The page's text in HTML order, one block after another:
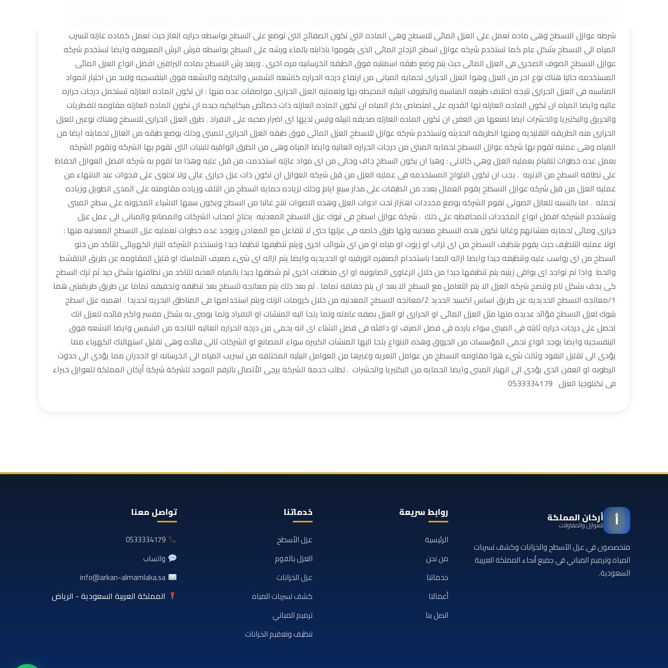
شرطه عوازل الاسطح وهى ماده تعمل على العزل المائى للاسطح وهى الماده التى تكون الصفائح التى توضع على السطح بواسطه حراره الغاز حيث تعمل كماده عازله لتسرب
المياه الى الاسطح بشكل عام كما تستخدم شركه عوازل اسطح الزجاج المائى الذى يقوموا باذابته بالماء ورشه على السطح بواسطه فرش الرش المعروفه وايضا تستخدم شركه
عوازل الاسطح الصوف الصخرى فى العزل المائى حيث يتم وضع طبقه اسمنتيه فوق الطبقه الخرسانيه مره اخرى . ويعد رش الاسطح بماده البرافين افضل انواع العزل المائى
المستخدمه حاليا هناك نوع اخر من العزل وهوا العزل الحرارى لحمايه المبانى من ارتفاع درجه الحراره كاشعه الشمس والحارقه والاشعه فوق البنفسجيه ولابد من اختيار المواد
المناسبه فى العزل الحرارى نتيجه اختلاف طبيعه المناسبه والظروف البيئيه المحيطه بها ولعمليه العزل الحرارى مواصفات عده منها : ان تكون الماده العازله تستحمل درجات حراره
عاليه وايضا المياه ان تكون الماده العازله لها القدره على امتصاص بخار المياه ان تكون الماده العازله ذات خصائص ميكانيكيه جيده ان تكون الماده العازله مقاومه للفطريات
والحريق والبكتيريا والحشرات ايضا لمنعها من العفن ان تكون الماده العازله صديقه للبيئه وليس لديها اى اضرار صحيه على الافراد . طرق العزل الحرارى للاسطح وهناك نوعين للعزل
الحرارى منه الطريقه التقليديه ومنها الطريقه الحديثه وتستخدم شركه عوازل للاسطح العزل المائى فوق طبقه العزل الحرارى للمبنى وذلك بوضع طبقه من العازل لحمايته ايضا من
المياه وهى عمليه تقوم بها شركه عوازل الاسطح لحمايه المبنى من درجات الحراره العاليه وايضا المياه وهى من الطرق الواقيه للبنيات التى تقوم بها الشركه وتقوم الشركه
بعمل عده خطوات للقيام بعمليه العزل وهي كالاتى : وهيا ان يكون السطح جاف وخالى من اى مواد عازله استخدمت من قبل عليه وهذا ما تقوم به شركه افضل العوازل الحفاظ
على نظافه السطح من الاتربه . يجب ان تكون الالواح المستخدمه فى عمليه العزل من قبل شركه العوازل ان تكون ذات عزل حرارى عالى ولا تحتوى على فجوات عند الانتهاء من
عمليه العزل من قبل شركه عوازل الاسطح يقوم العمال بعدد من الطبقات على مدار سبع ايام وذلك لزياده حمايه السطح من التلف وزياده مقاومته على المدى الطويل وزياده
تحمله . اما بالنسبه للعازل الصوتى تقوم الشركه بوضع مخددات اهتزاز تحت ادوات العزل وهذه الاصوات تنتج غالبا من السطح ويكون سببها الاشياء المخزونه على سطح المبنى
وتستخدم الشركه افضل انواع المخددات للمحافظه على ذلك . شركة عوازل اسطح فى تبوك عزل الاسطح المعدنيه يحتاج اصحاب الشركات والمصانع والمبانى الى عمل عزل
حرارى ومائى لحمايه منشاتهم وغالبا تكون هذه الاسطح معدنيه ولها طرق خاصه فى عزلها حتى لا تتفاعل مع المعادن ويوجد عده خطوات لعمليه عزل الاسطح المعدنيه منها :
اولا عمليه التنظيف حيث يقوم بتنظيف الاسطح من اى تراب او زيوت او مياه او من اى شوائب اخرى ويتم تنظيفها تنظيفا جيدا وتستخدم الشركه التيار الكهربائى للتاكد من خلو
السطح من اى رواسب عليه وتنظيفه جيدا وايضا ازاله الصدا باستخدام الصنفره الورقيه او الحديديه وايضا يتم ازاله اى شىء ضعيف التماسك او قليل المقاومه عن طريق الالقشط
والحط واذا تم تواجد اى بواقى زيتيه يتم تنظيفها جيدا من خلال الرغاوى الصابونيه او اى منظفات اخرى ثم شطفها جيدا بالمياه العذبه للتاكد من نظافتها بشكل جيد ثم ترك السطح
كى يجف بشكل تام وتنصح شركه العزل الا يتم التعامل مع السطح الا بعد ان يتم جفافه تماما . ثم بعد ذلك يتم معالجه للسطح بعد تنظيفه وتجفيفه تماما عن طريق طريقيتين هما
1/معالجه الاسطح الحديديه عن طريق اساس اكسيد الحديد 2/معالجه الاسطح المعدنيه من خلال كرومات الزنك ويتم استخدامها فى المناطق البحريه تحديدا . اهميه عزل اسطح
بتبوك لعزل الاسطح فؤائد عديده منها مثل العزل المائى او الحرارى او العزل بصفه عامله ولما يلجا اليه المنشات او الافراد ولما يوصى به بشكل مفسر واكبر فائده للعزل انك
تحصل على درجات حراره ثابته فى المبنى سواء بارده فى فصل الصيف او دافئه فى فصل الشتاء اى انه يحمى من درجه الحراره العاليه الناتجه من الشمس وايضا الاشعه فوق
البنفسجيه وايضا يوجد انواع تحمى المؤسسات من الحروق وهذه الانواع يلجا اليها المنشات الكبيره سواء المصانع او الشركات ثانى فائده وهى تقليل استهالاك الكهرباء مما
يؤدى الى تقليل النقود وثالث شىء هوا مقاومه الاسطح من عوامل التعريه وغيرها من العوامل البيئيه المختلفه من تسريب المياه الى الخرسانه او الجدران مما يؤدى الى حدوث
الرطوبه او العفن الذى يؤدى الى انهيار المبنى وايضا الحمايه من البكتيريا والحشرات . لطلب خدمة الشركة يرجى الاْتصال بالرقم الموحد للشركة شركة أركان المملكة للعوازل خبراء
فى تكنلوجيا العزل 0533334179
أ أركان المملكة
للعوازل والمقاولات
متخصصون في عزل الأسطح والخزانات وكشف تسربات
المياه وترميم المباني في جميع أنحاء المملكة العربية
السعودية.
روابط سريعة
الرئيسية
من نحن
خدماتنا
أعمالنا
اتصل بنا
خدماتنا
عزل الأسطح
العزل بالفوم
عزل الخزانات
كشف تسربات المياه
ترميم المباني
تنظيف وتعقيم الخزانات
تواصل معنا
0533334179
واتساب
info@arkan-almamlaka.sa
المملكة العربية السعودية - الرياض